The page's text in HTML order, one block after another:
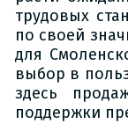
трудовых
по своей
для
выбор в
здесь
поддержки